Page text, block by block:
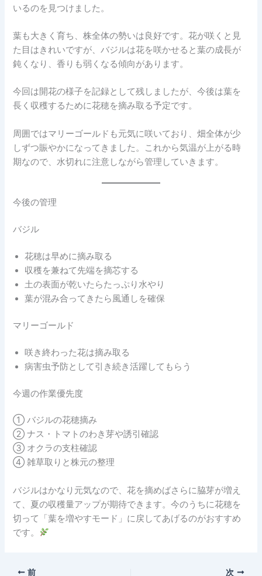
いるのを見つけました。
葉も大きく育ち、株全体の勢いは良好です。花が咲くと見
た目はきれいですが、バジルは花を咲かせると葉の成長が
鈍くなり、香りも弱くなる傾向があります。
今回は開花の様子を記録として残しましたが、今後は葉を
長く収穫するために花穂を摘み取る予定です。
周囲ではマリーゴールドも元気に咲いており、畑全体が少
しずつ賑やかになってきました。これから気温が上がる時
期なので、水切れに注意しながら管理していきます。
今後の管理
バジル
花穂は早めに摘み取る
収穫を兼ねて先端を摘芯する
土の表面が乾いたらたっぷり水やり
葉が混み合ってきたら風通しを確保
マリーゴールド
咲き終わった花は摘み取る
病害虫予防として引き続き活躍してもらう
今週の作業優先度
① バジルの花穂摘み
② ナス・トマトのわき芽や誘引確認
③ オクラの支柱確認
④ 雑草取りと株元の整理
バジルはかなり元気なので、花を摘めばさらに脇芽が増え
て、夏の収穫量アップが期待できます。今のうちに花穂を
切って「葉を増やすモード」に戻してあげるのがおすすめ
です。
前 次